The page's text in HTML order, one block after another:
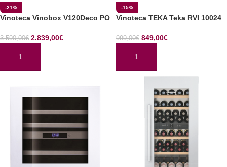
-21%
Vinoteca Vinobox V120Deco PO
3.590,00€ 2.839,00€
AÑADIR AL CARRITO
-15%
Vinoteca TEKA Teka RVI 10024
999,00€ 849,00€
AÑADIR AL CARRITO